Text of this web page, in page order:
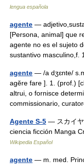
lengua española
agente —
[Persona, animal] que
agente no es el sujeto
sustantivo
agente — /a dʒɛnte/
agĕre fare ]. 1. (prof.)
altrui, o fornisce
commissionario,
Agente S-5 — スカイヤ
ciencia ficción Manga
Wikipedia Español
agente — m. med.